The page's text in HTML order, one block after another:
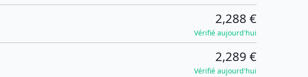
2,288 €
Vérifié aujourd'hui
2,289 €
Vérifié aujourd'hui